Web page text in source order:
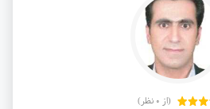
(از 0 نظر)